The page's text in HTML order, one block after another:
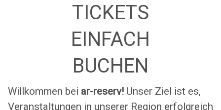
TICKETS
EINFACH
BUCHEN
Willkommen bei ar-reserv! Unser Ziel ist es,
Veranstaltungen in unserer Region erfolgreich